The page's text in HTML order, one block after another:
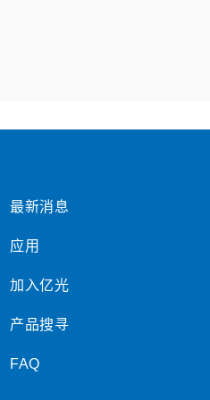
最新消息
应用
加入亿光
产品搜寻
FAQ